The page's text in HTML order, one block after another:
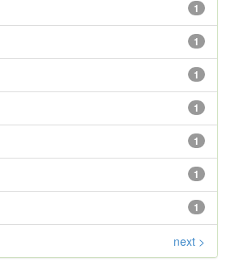
1
1
1
1
1
1
1
next >